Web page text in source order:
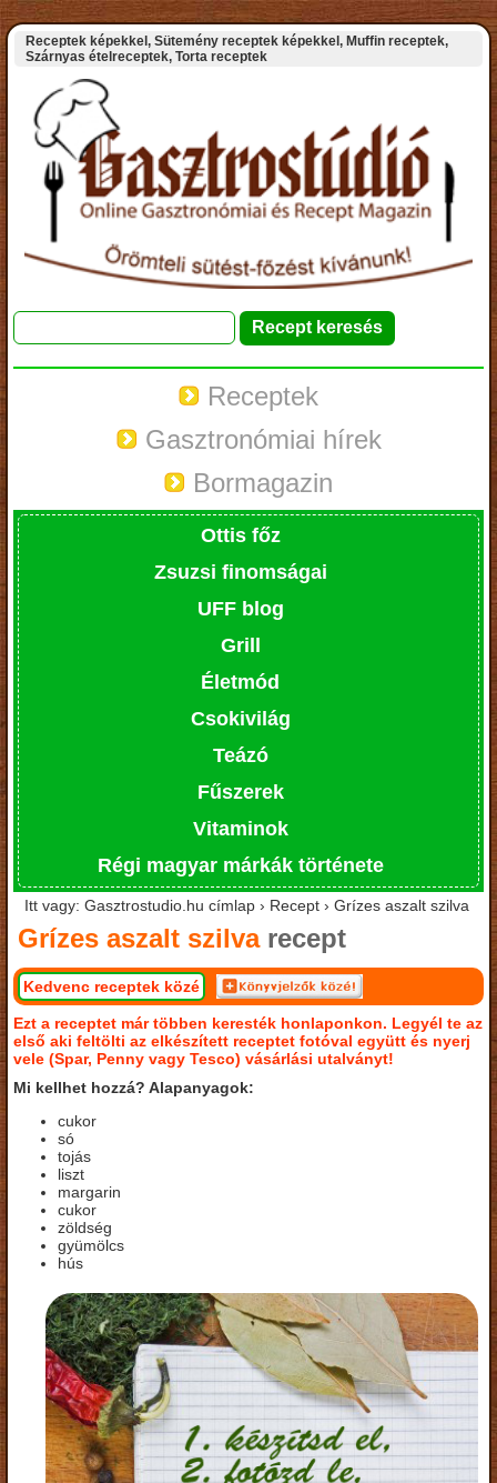
Receptek képekkel, Sütemény receptek képekkel, Muffin receptek,
Szárnyas ételreceptek, Torta receptek
Receptek
Gasztronómiai hírek
Bormagazin
Ottis főz
Zsuzsi finomságai
UFF blog
Grill
Életmód
Csokivilág
Teázó
Fűszerek
Vitaminok
Régi magyar márkák története
Itt vagy: Gasztrostudio.hu címlap › Recept › Grízes aszalt szilva
Grízes aszalt szilvarecept
Kedvenc receptek közé
Ezt a receptet már többen keresték honlaponkon. Legyél te az
első aki feltölti az elkészített receptet fotóval együtt és nyerj
vele (Spar, Penny vagy Tesco) vásárlási utalványt!
Mi kellhet hozzá? Alapanyagok:
cukor
só
tojás
liszt
margarin
cukor
zöldség
gyümölcs
hús